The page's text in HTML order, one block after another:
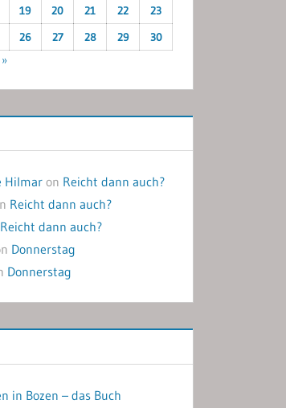
19 20 21 22
23
26 27 28 29
30
Hilmar on Reicht dann auch?
Reicht dann auch?
Reicht dann auch?
Donnerstag
Donnerstag
in Bozen – das Buch